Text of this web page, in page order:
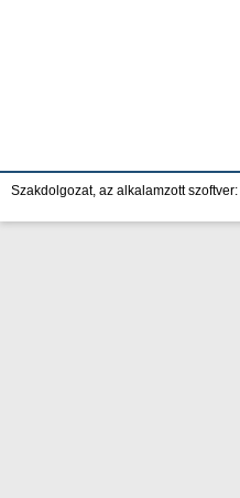
Szakdolgozat, az alkalamzott szoftver: